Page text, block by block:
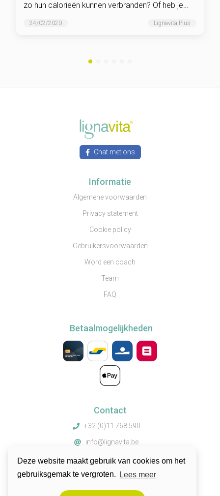
Deze website maakt gebruik van cookies om het
gebruiksgemak te vergroten.
Lees meer
zo hun calorieën kunnen verbranden? Of heb je
meer bewegen vanuit je bureaustoel.
24/02/2020 Lignavita Plus
Chat met ons
Informatie
Algemene voorwaarden
Privacy statement
Cookie policy
Gebruikersvoorwaarden
Word een coach
Team
FAQ
Betaalmogelijkheden
Contact
+32 (0)11 768 590
info@lignavita.be
Truibroek 67, 3945 Ham, België
© 2026 by Lignavita